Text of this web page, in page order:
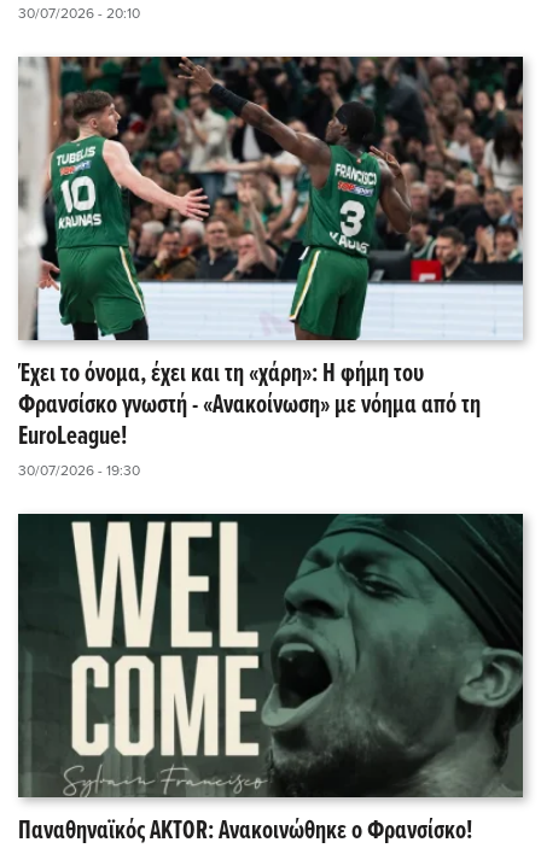
30/07/2026 - 20:10
Έχει το όνομα, έχει και τη «χάρη»: Η φήμη του
Φρανσίσκο γνωστή - «Ανακοίνωση» με νόημα από τη
EuroLeague!
30/07/2026 - 19:30
Παναθηναϊκός AKTOR: Ανακοινώθηκε ο Φρανσίσκο!